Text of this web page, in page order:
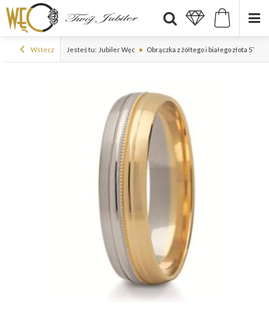
Wstecz Jesteś tu: Jubiler Węc Obrączka z żółtego i białego złota ST-